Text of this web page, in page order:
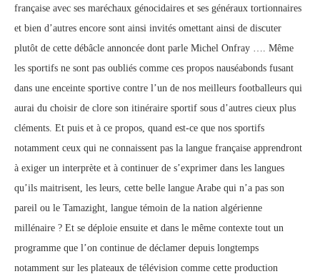
française avec ses maréchaux génocidaires et ses généraux tortionnaires
et bien d’autres encore sont ainsi invités omettant ainsi de discuter
plutôt de cette débâcle annoncée dont parle Michel Onfray …. Même
les sportifs ne sont pas oubliés comme ces propos nauséabonds fusant
dans une enceinte sportive contre l’un de nos meilleurs footballeurs qui
aurai du choisir de clore son itinéraire sportif sous d’autres cieux plus
cléments. Et puis et à ce propos, quand est-ce que nos sportifs
notamment ceux qui ne connaissent pas la langue française apprendront
à exiger un interprète et à continuer de s’exprimer dans les langues
qu’ils maitrisent, les leurs, cette belle langue Arabe qui n’a pas son
pareil ou le Tamazight, langue témoin de la nation algérienne
millénaire ? Et se déploie ensuite et dans le même contexte tout un
programme que l’on continue de déclamer depuis longtemps
notamment sur les plateaux de télévision comme cette production